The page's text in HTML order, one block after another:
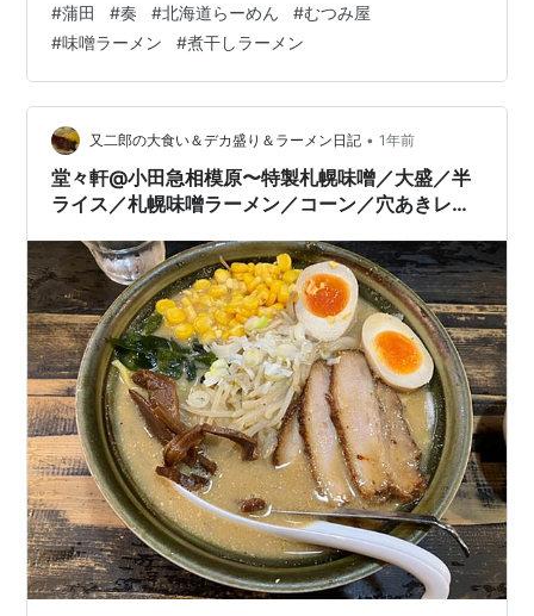
ター、四人掛けのテーブルが三卓。 １１：１０の入店で
先客は四。しかしその後の来客は十一となかなかの盛
況。 オーダーは各所に置かれたメニューを見て直接。会
計は食後に、渡された伝票を持ち、入り口脇のレジで。
食したのは、「期間限定」と書かれている濃厚煮干し味
噌らーめん+麺大盛り。値段は950+140…
#蒲田 #奏 #北海道らーめん #むつみ屋
#味噌ラーメン #煮干しラーメン
又二郎の大食い＆デカ盛り＆ラーメン日記 • 1年前
堂々軒@小田急相模原〜特製札幌味噌／大盛／半
ライス／札幌味噌ラーメン／コーン／穴あきレン